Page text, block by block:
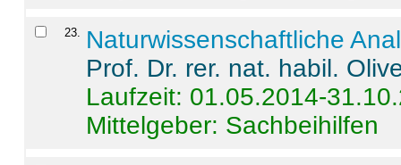
23. Naturwissenschaftliche
Prof. Dr. rer. nat. habil.
Laufzeit: 01.05.2014-
Mittelgeber: Sachbeihilfen